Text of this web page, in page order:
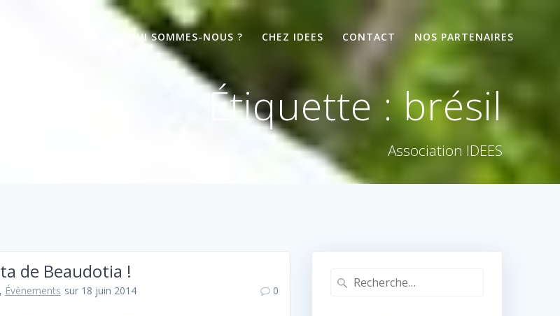
QUI SOMMES-NOUS ? CHEZ IDEES CONTACT NOS PARTENAIRES
Étiquette :brésil
Association IDEES
de Beaudotia !
, Évènements sur 18 juin 2014 0
Recherche
pour